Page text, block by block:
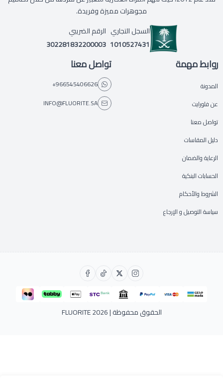
مجوهرات مميزة وفريدة.
السجل التجاري
1010527431
الرقم الضريبي
302281832200003
روابط مهمة
المدونة
عن فلورايت
تواصل معنا
دليل المقاسات
الرعاية والضمان
الحسابات البنكية
الشروط والأحكام
سياسة التوصيل و الإرجاع
تواصل معنا
+966545406626
INFO@FLUORITE.SA
الحقوق محفوظة | 2026 FLUORITE